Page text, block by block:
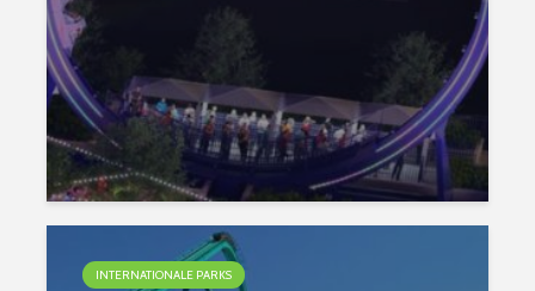
INTERNATIONALE PARKS